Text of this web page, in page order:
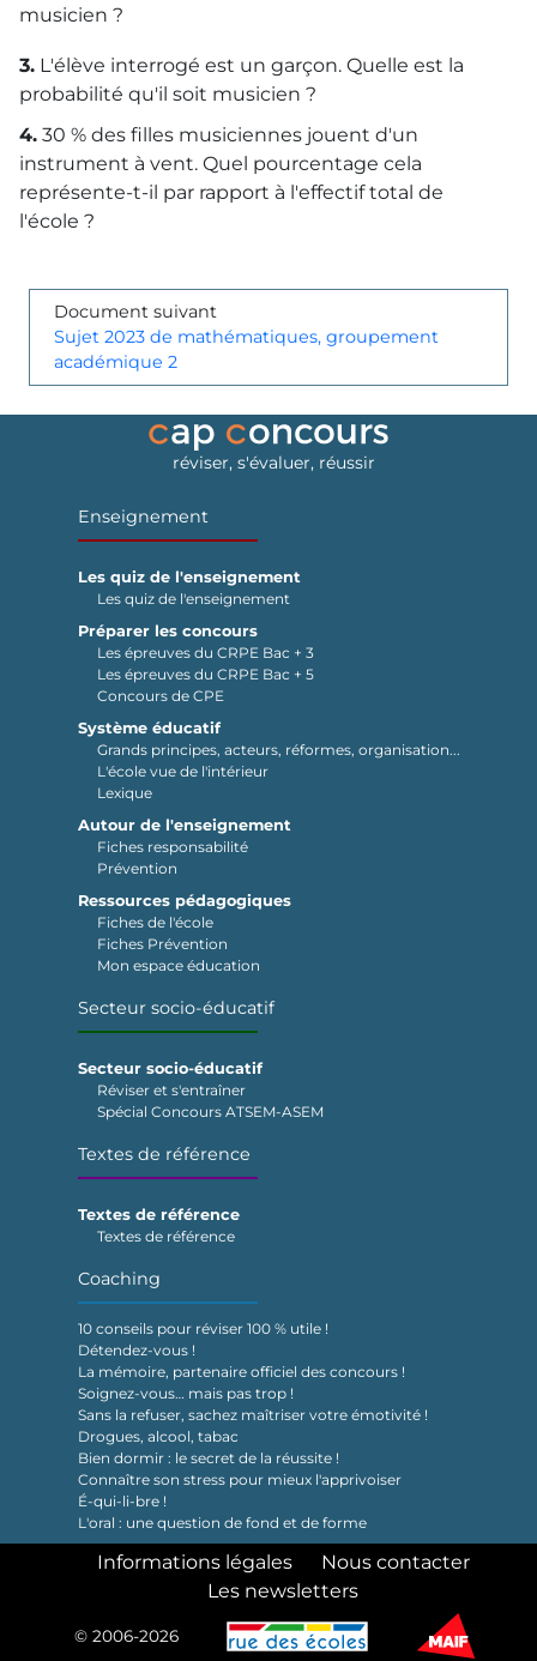
musicien ?
3. L'élève interrogé est un garçon. Quelle est la
probabilité qu'il soit musicien ?
4. 30 % des filles musiciennes jouent d'un
instrument à vent. Quel pourcentage cela
représente-t-il par rapport à l'effectif total de
l'école ?
Document suivant
Sujet 2023 de mathématiques, groupement
académique 2
réviser, s'évaluer, réussir
Enseignement
Les quiz de l'enseignement
Les quiz de l'enseignement
Préparer les concours
Les épreuves du CRPE Bac + 3
Les épreuves du CRPE Bac + 5
Concours de CPE
Système éducatif
Grands principes, acteurs, réformes, organisation...
L'école vue de l'intérieur
Lexique
Autour de l'enseignement
Fiches responsabilité
Prévention
Ressources pédagogiques
Fiches de l'école
Fiches Prévention
Mon espace éducation
Secteur socio-éducatif
Secteur socio-éducatif
Réviser et s'entraîner
Spécial Concours ATSEM-ASEM
Textes de référence
Textes de référence
Textes de référence
Coaching
10 conseils pour réviser 100 % utile !
Détendez-vous !
La mémoire, partenaire officiel des concours !
Soignez-vous… mais pas trop !
Sans la refuser, sachez maîtriser votre émotivité !
Drogues, alcool, tabac
Bien dormir : le secret de la réussite !
Connaître son stress pour mieux l'apprivoiser
É-qui-li-bre !
L'oral : une question de fond et de forme
Informations légales
Nous contacter
Les newsletters
© 2006-2026